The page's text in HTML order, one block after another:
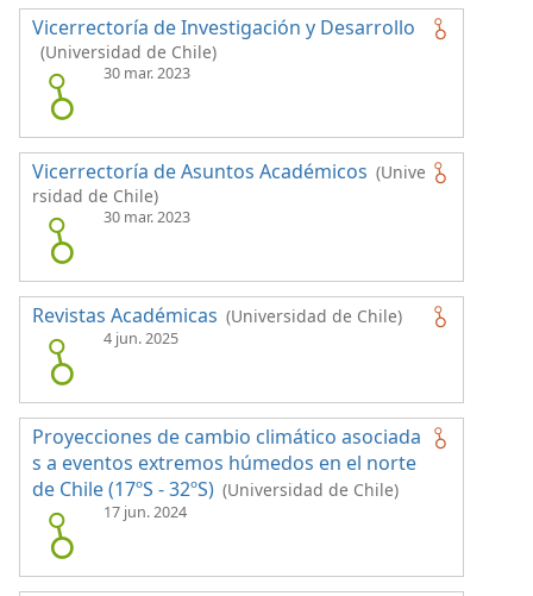
Vicerrectoría de Investigación y Desarrollo
(Universidad de Chile)
30 mar. 2023
Vicerrectoría de Asuntos Académicos (Unive
rsidad de Chile)
30 mar. 2023
Revistas Académicas (Universidad de Chile)
4 jun. 2025
Proyecciones de cambio climático asociada
s a eventos extremos húmedos en el norte
de Chile (17ºS - 32ºS) (Universidad de Chile)
17 jun. 2024